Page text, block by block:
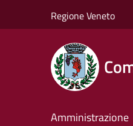
Regione Veneto
Amministrazione